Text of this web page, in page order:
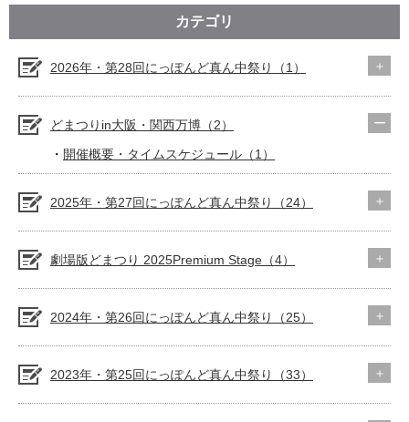
カテゴリ
2026年・第28回にっぽんど真ん中祭り（1）
どまつりin大阪・関西万博（2）
開催概要・タイムスケジュール（1）
2025年・第27回にっぽんど真ん中祭り（24）
劇場版どまつり 2025Premium Stage（4）
2024年・第26回にっぽんど真ん中祭り（25）
2023年・第25回にっぽんど真ん中祭り（33）